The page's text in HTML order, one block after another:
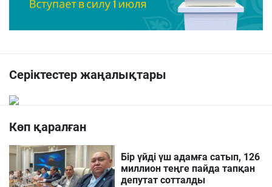
Серіктестер жаңалықтары
Көп қаралған
Бір үйді үш адамға сатып, 126
миллион теңге пайда тапқан
депутат сотталды